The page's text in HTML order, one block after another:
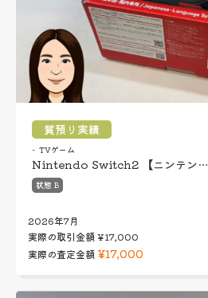
質預り実績
TVゲーム
Nintendo Switch2 【ニンテン…
状態 B
2026年7月
実際の取引金額¥17,000
実際の査定金額 ¥17,000